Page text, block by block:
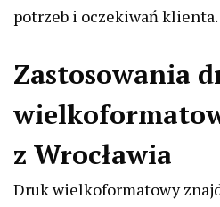
potrzeb i oczekiwań klienta.
Zastosowania
z Wrocławia
Druk wielkoformatowy